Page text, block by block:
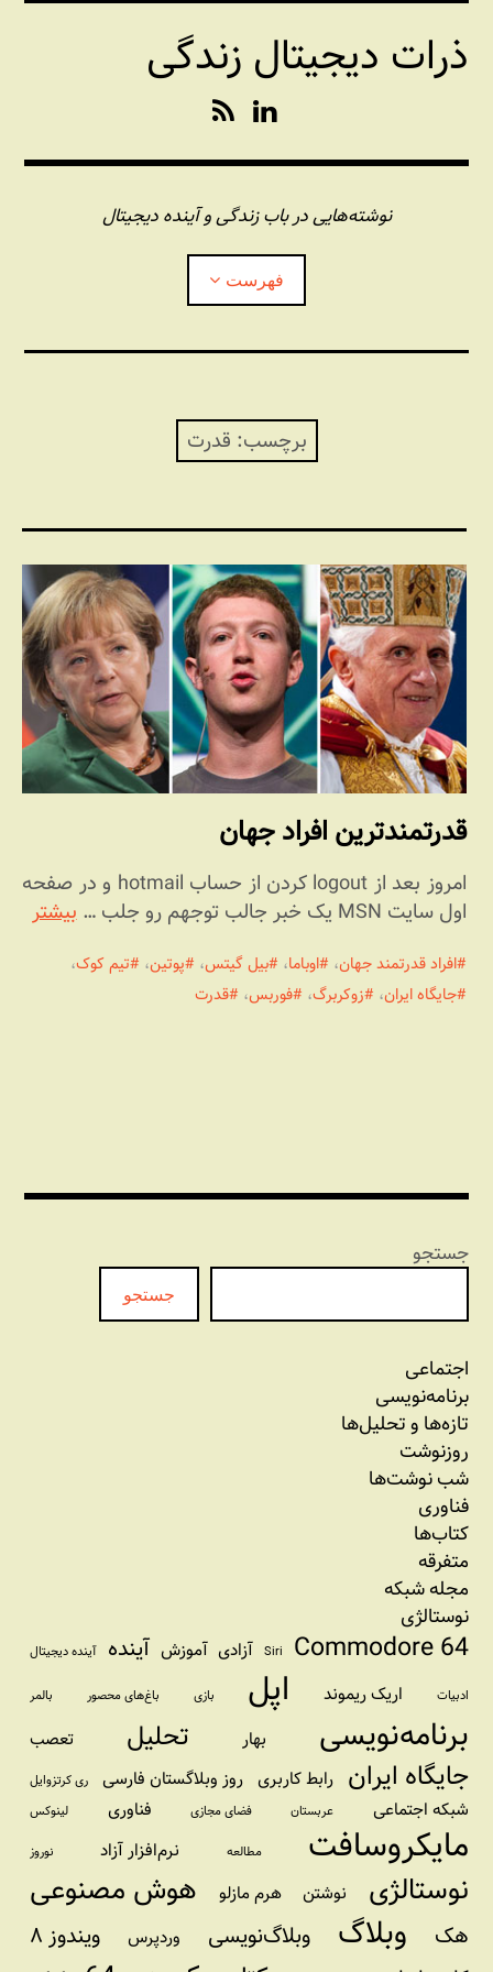
رفتن
محتواذرات دیجیتال زندگی
n
k
e
d
I
n
S
نوشته‌هایی در باب زندگی و آینده دیجیتال
فهرست
برچسب: قدرت
قدرتمندترین افراد جهان
امروز بعد از logout کردن از حساب hotmail و در صفحه
اول سایت MSN یک خبر جالب توجهم رو جلب …
بیشتر
افراد قدرتمند جهان، اوباما، بیل گیتس، پوتین، تیم کوک،
جایگاه ایران، زوکربرگ، فوربس، قدرت
جستجو
جستجو
اجتماعی
برنامه‏‌نویسی
تازه‌‌ها و تحلیل‌ها
روزنوشت
شب نوشت‌ها
فناوری
کتاب‌ها
متفرقه
مجله شبکه
نوستالژی
Commodore 64
Siri آزادی آموزش آینده آینده دیجیتال
ادبیات اریک ریموند اپل بازی باغ‌های محصور بالمر
برنامه‌نویسی بهار تحلیل تعصب
جایگاه ایران رابط کاربری روز وبلاگستان فارسی ری کرتزوایل
شبکه اجتماعی عربستان فضای مجازی فناوری لینوکس
مایکروسافت مطالعه نرم‌افزار آزاد نوروز
نوستالژی نوشتن هرم مازلو هوش مصنوعی
هک وبلاگ وبلاگ‌نویسی وردپرس
ویندوز ۸